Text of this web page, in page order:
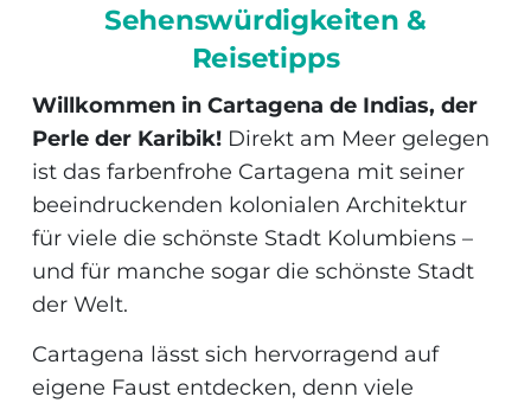
Sehenswürdigkeiten &
Reisetipps
Willkommen in Cartagena de Indias, der
Perle der Karibik!Direkt am Meer gelegen
ist das farbenfrohe Cartagena mit seiner
beeindruckenden kolonialen Architektur
für viele die schönste Stadt Kolumbiens –
und für manche sogar die schönste Stadt
der Welt.
Cartagena lässt sich hervorragend auf
eigene Faust entdecken, denn viele